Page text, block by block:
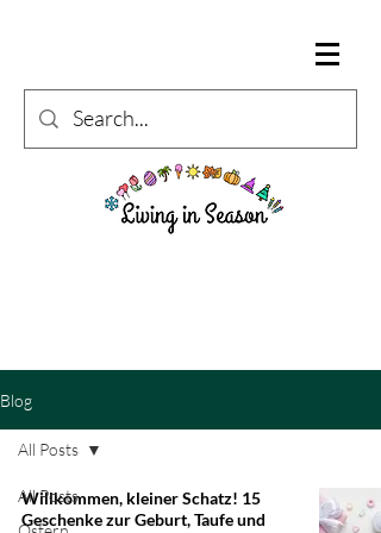
Blog
All Posts
All Posts
Willkommen, kleiner Schatz! 15
Geschenke zur Geburt, Taufe und